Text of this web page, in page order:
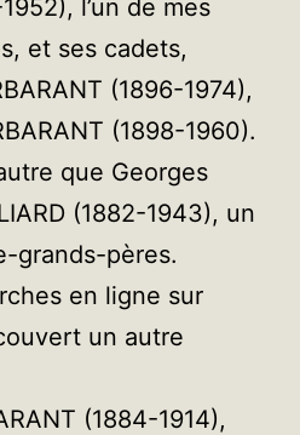
l’un de mes
et ses cadets,
(1896-1974),
(1898-1960).
que Georges
(1882-1943), un
grands-pères.
en ligne sur
un autre
(1884-1914),